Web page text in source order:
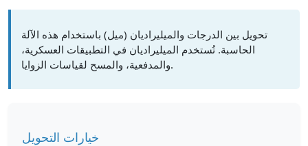
تحويل بين الدرجات والميليراديان (ميل) باستخدام هذه الآلة
الحاسبة. تُستخدم الميليراديان في التطبيقات العسكرية،
والمدفعية، والمسح لقياسات الزوايا.
خيارات التحويل